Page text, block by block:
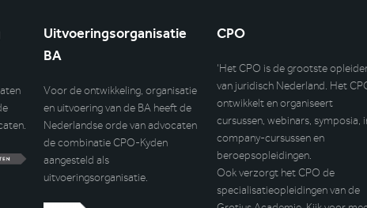
Uitvoeringsorganisatie
BA
Voor de ontwikkeling, organisatie
en uitvoering van de BA heeft de
Nederlandse orde van advocaten
de combinatie CPO-Kyden
aangesteld als
uitvoeringsorganisatie.
CPO
‘Het CPO is de grootste
van juridisch Nederland. Het
ontwikkelt en organiseert
cursussen, webinars, symposia,
company-cursussen en
beroepsopleidingen.
Ook verzorgt het CPO de
specialisatieopleidingen van de